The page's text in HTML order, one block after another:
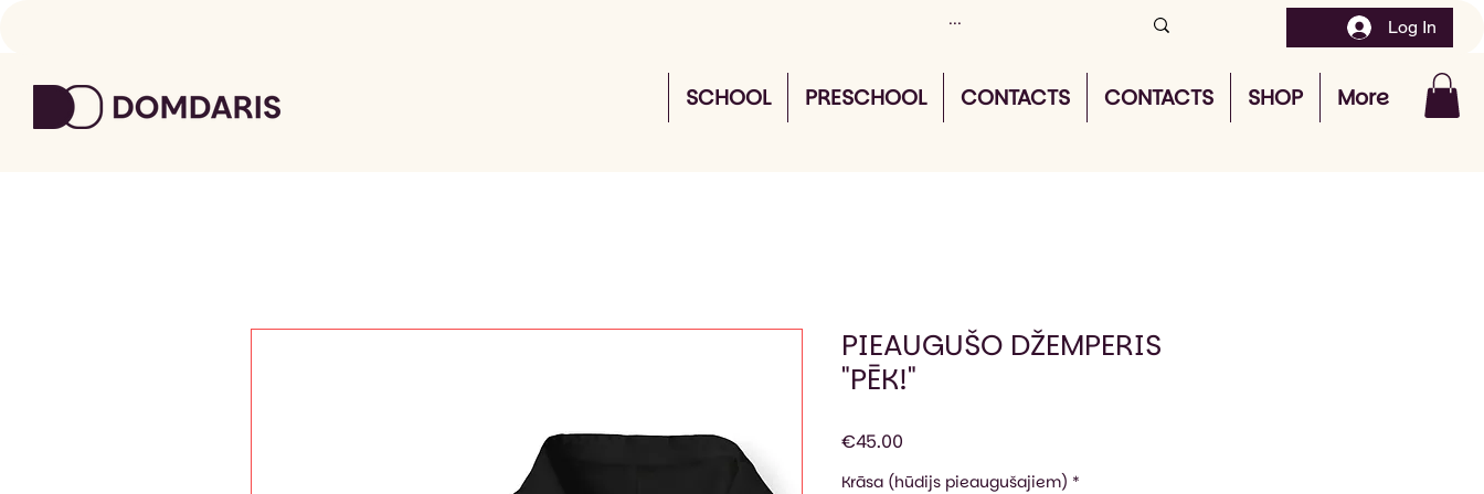
SCHOOL PRESCHOOL CONTACTS CONTACTS SHOP More
Log In
PIEAUGUŠO DŽEMPERIS
"PĒK!"
€45.00
Krāsa (hūdijs pieaugušajiem) *